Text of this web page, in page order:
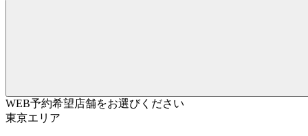
WEB予約希望店舗をお選びください
東京エリア